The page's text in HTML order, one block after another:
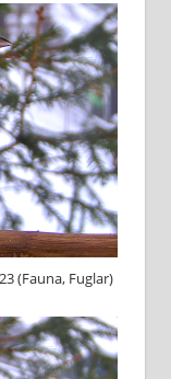
(Fauna, Fuglar)